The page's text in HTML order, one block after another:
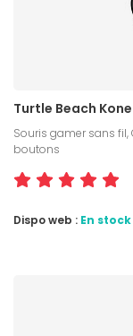
Turtle Beach
Souris gamer sans
boutons
Dispo web : En stock